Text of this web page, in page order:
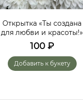
Открытка «Ты создана
для любви и красоты!»
100 ₽
Добавить к букету